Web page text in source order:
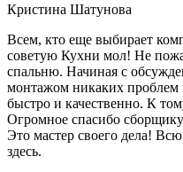
Кристина Шатунова
Всем, кто еще выбирает
советую Кухни мол! Не
спальню. Начиная с
монтажом никаких проблем
быстро и качественно. К
Огромное спасибо сборщику
Это мастер своего дела! Всю
здесь.